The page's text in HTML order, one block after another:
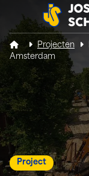
Jos Scholman
Projecten
Amsterdam
Project